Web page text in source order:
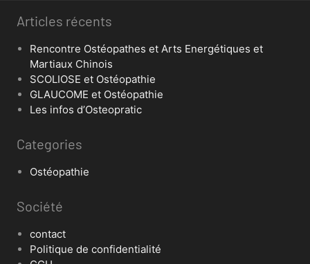
Articles récents
Rencontre Ostéopathes et Arts Energétiques et
Martiaux Chinois
SCOLIOSE et Ostéopathie
GLAUCOME et Ostéopathie
Les infos d’Osteopratic
Categories
Ostéopathie
Société
contact
Politique de confidentialité